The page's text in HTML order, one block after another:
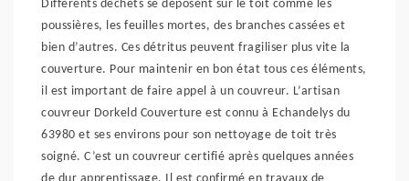
Différents déchets se déposent sur le toit comme les
poussières, les feuilles mortes, des branches cassées et
bien d’autres. Ces détritus peuvent fragiliser plus vite la
couverture. Pour maintenir en bon état tous ces éléments,
il est important de faire appel à un couvreur. L’artisan
couvreur Dorkeld Couverture est connu à Echandelys du
63980 et ses environs pour son nettoyage de toit très
soigné. C’est un couvreur certifié après quelques années